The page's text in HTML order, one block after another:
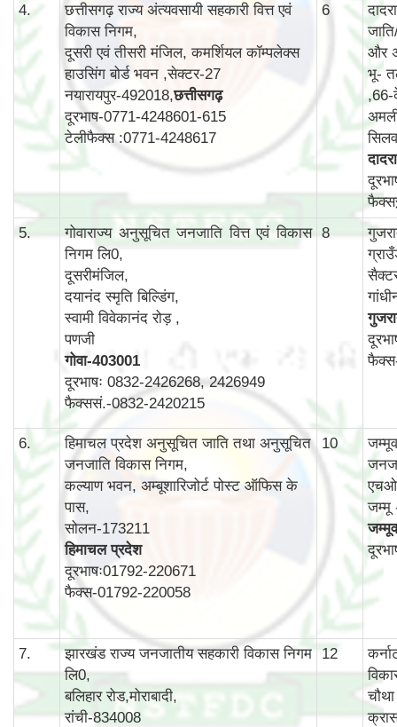
4.
छत्तीसगढ़ राज्य अंत्यवसायी सहकारी वित्त एवं
विकास निगम,
दूसरी एवं तीसरी मंजिल, कमर्शियल कॉम्‍पलेक्‍स
हाउसिंग बोर्ड भवन ,सेक्‍टर-27
नयारायपुर-492018,छत्तीसगढ़
दूरभाष-0771-4248601-615
टेलीफैक्स :0771-4248617
6
और
भू-
,66-
5.
गोवाराज्य अनुसूचित जनजाति वित्त एवं विकास
निगम लि0,
दूसरीमंजिल,
दयानंद स्मृति बिल्डिंग,
स्वामी विवेकानंद रोड़ ,
पणजी
गोवा-403001
दूरभाषः 0832-2426268, 2426949
फैक्ससं.-0832-2420215
8
6.
हिमाचल प्रदेश अनुसूचित जाति तथा अनुसूचित
जनजाति विकास निगम,
कल्याण भवन, अम्बूशारिजोर्ट पोस्ट ऑफिस के
पास,
सोलन-173211
हिमाचल प्रदेश
दूरभाषः01792-220671
फैक्स-01792-220058
10
एचओ
जम्मू
7.
झारखंड राज्य जनजातीय सहकारी विकास निगम
लि0,
बलिहार रोड,मोराबादी,
रांची-834008
12